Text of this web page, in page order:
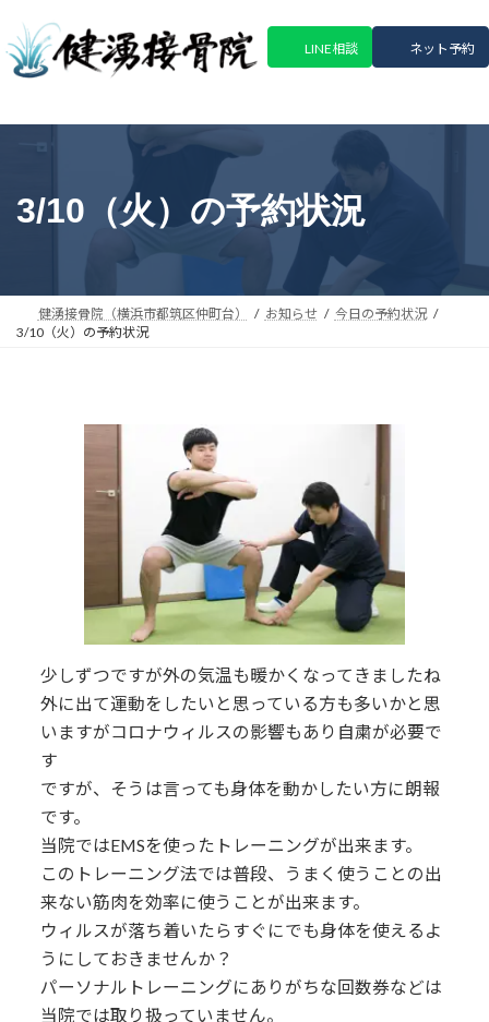
テ
ゲ
LINE相談 ネット予約
3/10（火）の予約状況
健湧接骨院（横浜市都筑区仲町台） お知らせ
今日の予約状況
3/10（火）の予約状況
少しずつですが外の気温も暖かくなってきましたね
外に出て運動をしたいと思っている方も多いかと思
いますがコロナウィルスの影響もあり自粛が必要で
す
ですが、そうは言っても身体を動かしたい方に朗報
です。
当院ではEMSを使ったトレーニングが出来ます。
このトレーニング法では普段、うまく使うことの出
来ない筋肉を効率に使うことが出来ます。
ウィルスが落ち着いたらすぐにでも身体を使えるよ
うにしておきませんか？
パーソナルトレーニングにありがちな回数券などは
当院では取り扱っていません。